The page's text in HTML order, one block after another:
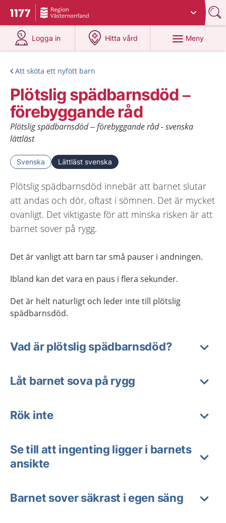
Till startsidan för 1177
Du har valt region
Logga in
på 1177.se
Hitta vård
på 1177.se
Meny
Att sköta ett nyfött barn
Plötslig spädbarnsdöd –
förebyggande råd
Plötslig spädbarnsdöd – förebyggande råd - svenska
lättläst
Svenska Lättläst svenska
Plötslig spädbarnsdöd innebär att barnet slutar
att andas och dör, oftast i sömnen. Det är mycket
ovanligt. Det viktigaste för att minska risken är att
barnet sover på rygg.
Det är vanligt att barn tar små pauser i andningen.
Ibland kan det vara en paus i flera sekunder.
Det är helt naturligt och leder inte till plötslig
spädbarnsdöd.
Vad är plötslig spädbarnsdöd?
Låt barnet sova på rygg
Rök inte
Se till att ingenting ligger i barnets
ansikte
Barnet sover säkrast i egen säng